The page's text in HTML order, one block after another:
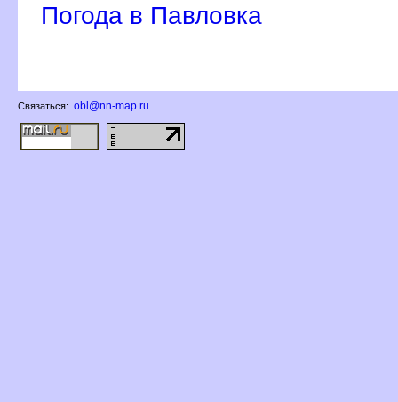
Погода в Павловка
Связаться: obl@nn-map.ru